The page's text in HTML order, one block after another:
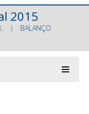
2015
BALANÇO